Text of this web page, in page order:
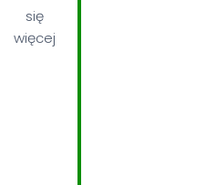
się
więcej